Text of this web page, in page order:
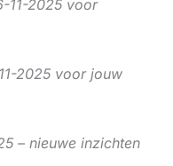
11-2025 voor
2025 voor jouw
– nieuwe inzichten